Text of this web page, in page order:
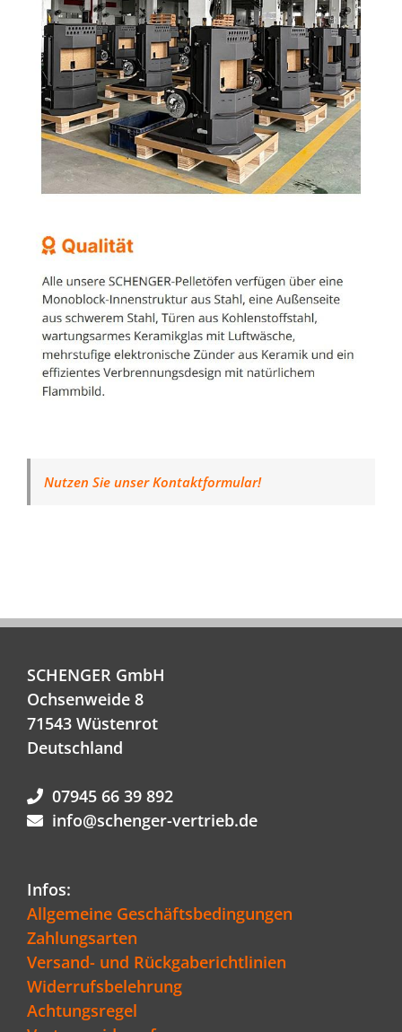
Nutzen Sie unser Kontaktformular!
SCHENGER GmbH
Ochsenweide 8
71543 Wüstenrot
Deutschland
07945 66 39 892
info@schenger-vertrieb.de
Infos:
Allgemeine Geschäftsbedingungen
Zahlungsarten
Versand- und Rückgaberichtlinien
Widerrufsbelehrung
Achtungsregel